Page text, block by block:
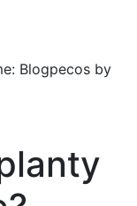
Blogpecos by